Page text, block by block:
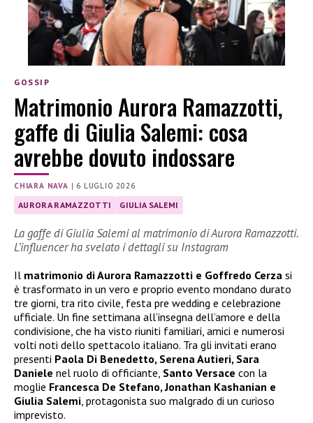
GOSSIP
Matrimonio Aurora Ramazzotti,
gaffe di Giulia Salemi: cosa
avrebbe dovuto indossare
CHIARA NAVA | 6 LUGLIO 2026
AURORA RAMAZZOTTI GIULIA SALEMI
La gaffe di Giulia Salemi al matrimonio di Aurora Ramazzotti.
L’influencer ha svelato i dettagli su Instagram
Il matrimonio di Aurora Ramazzotti e Goffredo Cerza si
è trasformato in un vero e proprio evento mondano durato
tre giorni, tra rito civile, festa pre wedding e celebrazione
ufficiale. Un fine settimana all’insegna dell’amore e della
condivisione, che ha visto riuniti familiari, amici e numerosi
volti noti dello spettacolo italiano. Tra gli invitati erano
presenti Paola Di Benedetto, Serena Autieri, Sara
Daniele nel ruolo di officiante, Santo Versace con la
moglie Francesca De Stefano, Jonathan Kashanian e
Giulia Salemi, protagonista suo malgrado di un curioso
imprevisto.